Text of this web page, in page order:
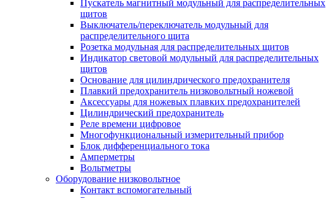
Пускатель магнитный модульный для распределительных
щитов
Выключатель/переключатель модульный для
распределительного щита
Розетка модульная для распределительных щитов
Индикатор световой модульный для распределительных
щитов
Основание для цилиндрического предохранителя
Плавкий предохранитель низковольтный ножевой
Аксессуары для ножевых плавких предохранителей
Цилиндрический предохранитель
Реле времени цифровое
Многофункциональный измерительный прибор
Блок дифференциального тока
Амперметры
Вольтметры
Оборудование низковольтное
Контакт вспомогательный